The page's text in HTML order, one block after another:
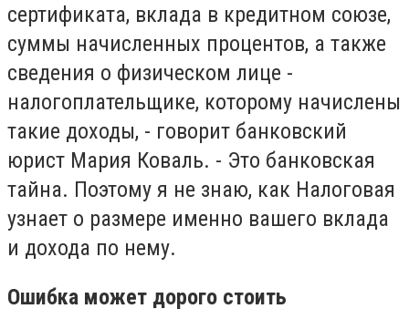
сертификата, вклада в кредитном союзе,
суммы начисленных процентов, а также
сведения о физическом лице -
налогоплательщике, которому начислены
такие доходы, - говорит банковский
юрист Мария Коваль. - Это банковская
тайна. Поэтому я не знаю, как Налоговая
узнает о размере именно вашего вклада
и дохода по нему.
Ошибка может дорого стоить